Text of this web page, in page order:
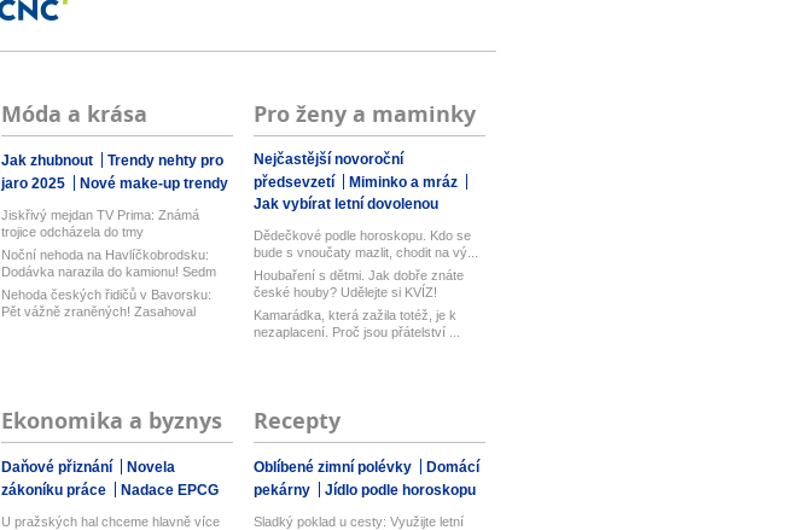
Móda a krása
Jak zhubnout
Trendy nehty pro
jaro 2025
Nové make-up trendy
Jiskřivý mejdan TV Prima: Známá
trojice odcházela do tmy
Noční nehoda na Havlíčkobrodsku:
Dodávka narazila do kamionu! Sedm
zra...
Nehoda českých řidičů v Bavorsku:
Pět vážně zraněných! Zasahoval
Pro ženy a maminky
Nejčastější novoroční
předsevzetí
Miminko a mráz
Jak vybírat letní dovolenou
Dědečkové podle horoskopu. Kdo se
bude s vnoučaty mazlit, chodit na vý...
Houbaření s dětmi. Jak dobře znáte
české houby? Udělejte si KVÍZ!
Kamarádka, která zažila totéž, je k
nezaplacení. Proč jsou přátelství ...
Ekonomika a byznys
Daňové přiznání
Novela
zákoníku práce
Nadace EPCG
U pražských hal chceme hlavně více
Recepty
Oblíbené zimní polévky
Domácí
pekárny
Jídlo podle horoskopu
Sladký poklad u cesty: Využijte letní